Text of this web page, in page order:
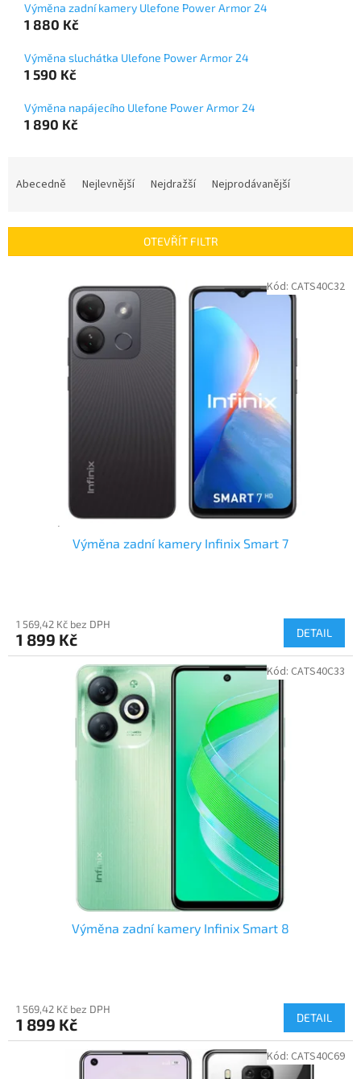
Výměna zadní kamery Ulefone Power Armor 24
1 880 Kč
Výměna sluchátka Ulefone Power Armor 24
1 590 Kč
Výměna napájecího Ulefone Power Armor 24
1 890 Kč
í
Abecedně Nejlevnější Nejdražší Nejprodávanější
OTEVŘÍT FILTR
Výměna zadní kamery Infinix Smart 7
1 569,42 Kč bez DPH
1 899 Kč DETAIL
Kód: CATS40C32
Výměna zadní kamery Infinix Smart 8
1 569,42 Kč bez DPH
1 899 Kč DETAIL
Kód: CATS40C33
Kód: CATS40C69